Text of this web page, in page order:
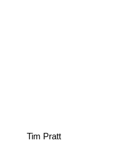
Tim Pratt